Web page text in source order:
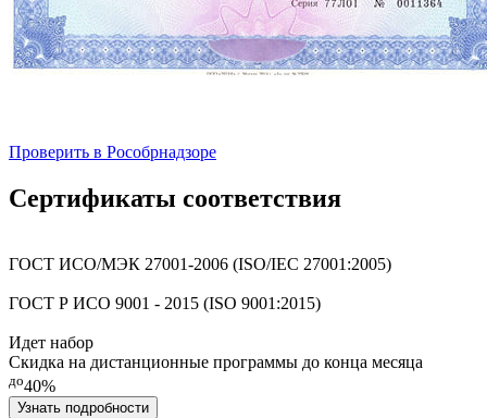
Проверить в Рособрнадзоре
Сертификаты соответствия
ГОСТ ИСО/МЭК 27001-2006 (ISO/IEC 27001:2005)
ГОСТ Р ИСО 9001 - 2015 (ISO 9001:2015)
Идет набор
Скидка на дистанционные программы до конца месяца
до40%
Узнать подробности